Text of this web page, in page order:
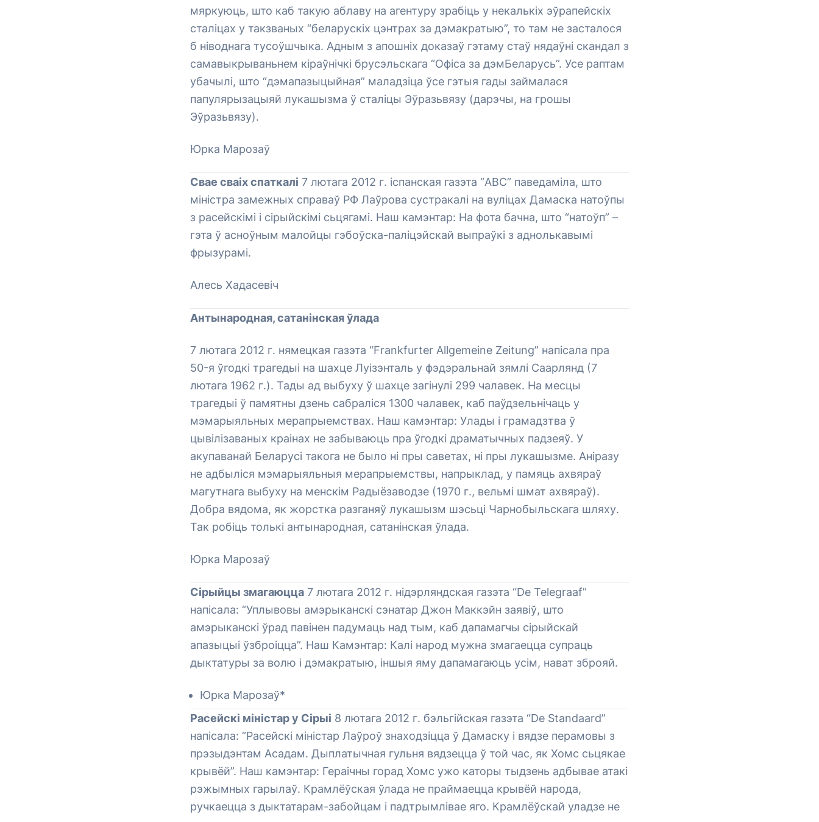
мяркуюць, што каб такую аблаву на агентуру зрабіць у некалькіх эўрапейскіх
сталіцах у такзваных “беларускіх цэнтрах за дэмакратыю”, то там не засталося
б ніводнага тусоўшчыка. Адным з апошніх доказаў гэтаму стаў нядаўні скандал з
самавыкрываньнем кіраўнічкі брусэльскага “Офіса за дэмБеларусь”. Усе раптам
убачылі, што “дэмапазыцыйная” маладзіца ўсе гэтыя гады займалася
папулярызацыяй лукашызма ў сталіцы Эўразьвязу (дарэчы, на грошы
Эўразьвязу).
Юрка Марозаў
Свае сваіх спаткалі 7 лютага 2012 г. іспанская газэта “АВС” паведаміла, што
міністра замежных справаў РФ Лаўрова сустракалі на вуліцах Дамаска натоўпы
з расейскімі і сірыйскімі сьцягамі. Наш камэнтар: На фота бачна, што “натоўп” –
гэта ў асноўным малойцы гэбоўска-паліцэйскай выпраўкі з аднолькавымі
фрызурамі.
Алесь Хадасевіч
Антынародная, сатанінская ўлада
7 лютага 2012 г. нямецкая газэта “Frankfurter Allgemeine Zeitung” напісала пра
50-я ўгодкі трагедыі на шахце Луізэнталь у фэдэральнай зямлі Саарлянд (7
лютага 1962 г.). Тады ад выбуху ў шахце загінулі 299 чалавек. На месцы
трагедыі ў памятны дзень сабраліся 1300 чалавек, каб паўдзельнічаць у
мэмарыяльных мерапрыемствах. Наш камэнтар: Улады і грамадзтва ў
цывілізаваных краінах не забываюць пра ўгодкі драматычных падзеяў. У
акупаванай Беларусі такога не было ні пры саветах, ні пры лукашызме. Аніразу
не адбыліся мэмарыяльныя мерапрыемствы, напрыклад, у памяць ахвяраў
магутнага выбуху на менскім Радыёзаводзе (1970 г., вельмі шмат ахвяраў).
Добра вядома, як жорстка разганяў лукашызм шэсьці Чарнобыльскага шляху.
Так робіць толькі антынародная, сатанінская ўлада.
Юрка Марозаў
Сірыйцы змагаюцца 7 лютага 2012 г. нідэрляндская газэта “De Telegraaf”
напісала: “Уплывовы амэрыканскі сэнатар Джон Маккэйн заявіў, што
амэрыканскі ўрад павінен падумаць над тым, каб дапамагчы сірыйскай
апазыцыі ўзброіцца”. Наш Камэнтар: Калі народ мужна змагаецца супраць
дыктатуры за волю і дэмакратыю, іншыя яму дапамагаюць усім, нават зброяй.
Юрка Марозаў*
Расейскі міністар у Сірыі 8 лютага 2012 г. бэльгійская газэта “De Standaard”
напісала: “Расейскі міністар Лаўроў знаходзіцца ў Дамаску і вядзе перамовы з
прэзыдэнтам Асадам. Дыплатычная гульня вядзецца ў той час, як Хомс сьцякае
крывёй”. Наш камэнтар: Гераічны горад Хомс ужо каторы тыдзень адбывае атакі
рэжымных гарылаў. Крамлёўская ўлада не праймаецца крывёй народа,
ручкаецца з дыктатарам-забойцам і падтрымлівае яго. Крамлёўскай уладзе не